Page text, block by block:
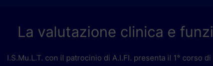
La valutazione clinica e
I.S.Mu.L.T. con il patrocinio di A.I.FI. presenta il 1° corso